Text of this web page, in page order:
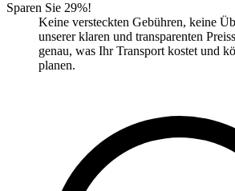
Sparen Sie 29%!
Keine versteckten Gebühren, keine
unserer klaren und transparenten
genau, was Ihr Transport kostet und
planen.